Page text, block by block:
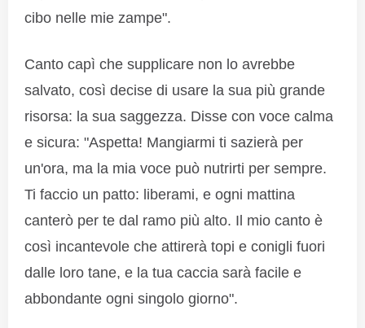
cibo nelle mie zampe".
Canto capì che supplicare non lo avrebbe
salvato, così decise di usare la sua più grande
risorsa: la sua saggezza. Disse con voce calma
e sicura: "Aspetta! Mangiarmi ti sazierà per
un'ora, ma la mia voce può nutrirti per sempre.
Ti faccio un patto: liberami, e ogni mattina
canterò per te dal ramo più alto. Il mio canto è
così incantevole che attirerà topi e conigli fuori
dalle loro tane, e la tua caccia sarà facile e
abbondante ogni singolo giorno".